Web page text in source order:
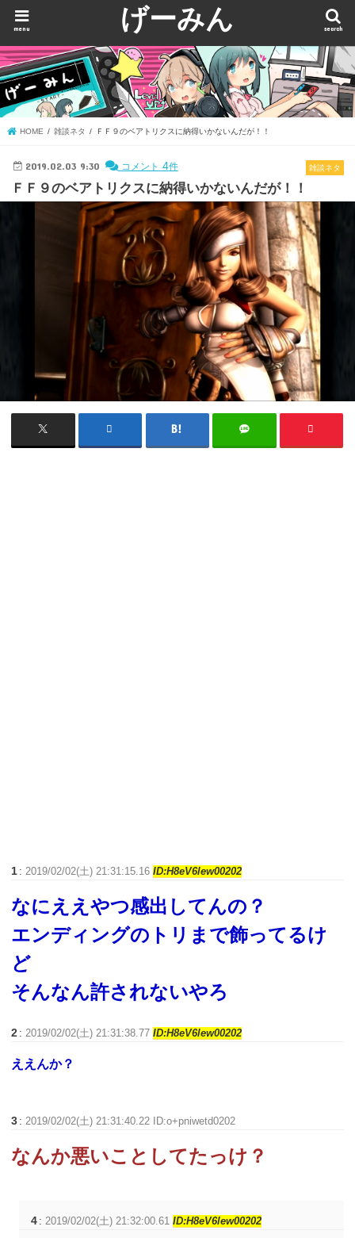
げーみん search
menu
HOME 雑談ネタ ＦＦ９のベアトリクスに納得いかないんだが！！
雑談ネタ
2019.02.03 9:30 コメント 4件
ＦＦ９のベアトリクスに納得いかないんだが！！
1 : 2019/02/02(土) 21:31:15.16ID:H8eV6lew00202
なにええやつ感出してんの？
エンディングのトリまで飾ってるけ
ど
そんなん許されないやろ
2 : 2019/02/02(土) 21:31:38.77ID:H8eV6lew00202
ええんか？
3 : 2019/02/02(土) 21:31:40.22 ID:o+pniwetd0202
なんか悪いことしてたっけ？
4 : 2019/02/02(土) 21:32:00.61ID:H8eV6lew00202